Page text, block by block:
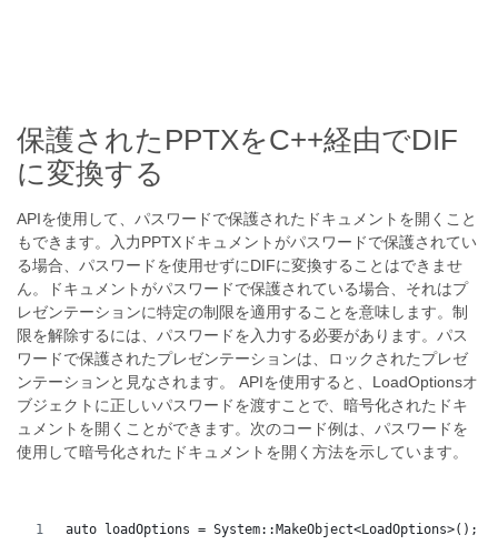
保護されたPPTXをC++経由でDIF
に変換する
APIを使用して、パスワードで保護されたドキュメントを開くこと
もできます。入力PPTXドキュメントがパスワードで保護されてい
る場合、パスワードを使用せずにDIFに変換することはできませ
ん。ドキュメントがパスワードで保護されている場合、それはプ
レゼンテーションに特定の制限を適用することを意味します。制
限を解除するには、パスワードを入力する必要があります。パス
ワードで保護されたプレゼンテーションは、ロックされたプレゼ
ンテーションと見なされます。 APIを使用すると、LoadOptionsオ
ブジェクトに正しいパスワードを渡すことで、暗号化されたドキ
ュメントを開くことができます。次のコード例は、パスワードを
使用して暗号化されたドキュメントを開く方法を示しています。
auto loadOptions = System::MakeObject<LoadOptions>();